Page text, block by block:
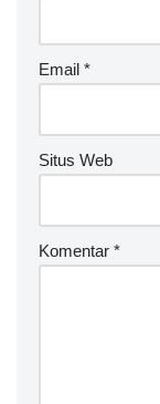
Email *
Situs Web
Komentar *